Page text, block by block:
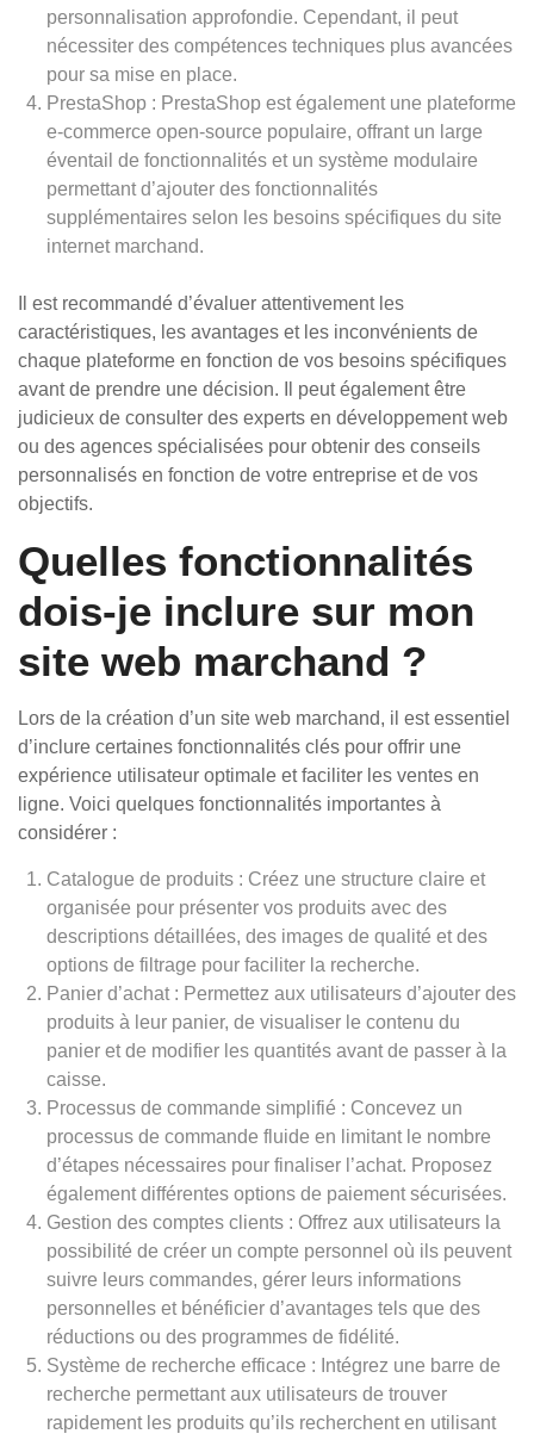
personnalisation approfondie. Cependant, il peut
nécessiter des compétences techniques plus avancées
pour sa mise en place.
PrestaShop : PrestaShop est également une plateforme
e-commerce open-source populaire, offrant un large
éventail de fonctionnalités et un système modulaire
permettant d’ajouter des fonctionnalités
supplémentaires selon les besoins spécifiques du site
internet marchand.
Il est recommandé d’évaluer attentivement les
caractéristiques, les avantages et les inconvénients de
chaque plateforme en fonction de vos besoins spécifiques
avant de prendre une décision. Il peut également être
judicieux de consulter des experts en développement web
ou des agences spécialisées pour obtenir des conseils
personnalisés en fonction de votre entreprise et de vos
objectifs.
Quelles fonctionnalités
dois-je inclure sur mon
site web marchand ?
Lors de la création d’un site web marchand, il est essentiel
d’inclure certaines fonctionnalités clés pour offrir une
expérience utilisateur optimale et faciliter les ventes en
ligne. Voici quelques fonctionnalités importantes à
considérer :
Catalogue de produits : Créez une structure claire et
organisée pour présenter vos produits avec des
descriptions détaillées, des images de qualité et des
options de filtrage pour faciliter la recherche.
Panier d’achat : Permettez aux utilisateurs d’ajouter des
produits à leur panier, de visualiser le contenu du
panier et de modifier les quantités avant de passer à la
caisse.
Processus de commande simplifié : Concevez un
processus de commande fluide en limitant le nombre
d’étapes nécessaires pour finaliser l’achat. Proposez
également différentes options de paiement sécurisées.
Gestion des comptes clients : Offrez aux utilisateurs la
possibilité de créer un compte personnel où ils peuvent
suivre leurs commandes, gérer leurs informations
personnelles et bénéficier d’avantages tels que des
réductions ou des programmes de fidélité.
Système de recherche efficace : Intégrez une barre de
recherche permettant aux utilisateurs de trouver
rapidement les produits qu’ils recherchent en utilisant